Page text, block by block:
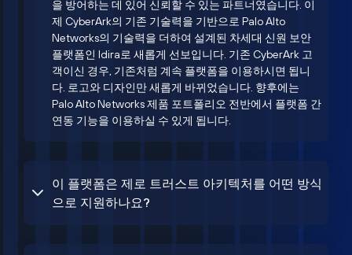
을 방어하는 데 있어 신뢰할 수 있는 파트너였습니다. 이
제 CyberArk의 기존 기술력을 기반으로 Palo Alto
Networks의 기술력을 더하여 설계된 차세대 신원 보안
플랫폼인 Idira로 새롭게 선보입니다. 기존 CyberArk 고
객이신 경우, 기존처럼 계속 플랫폼을 이용하시면 됩니
다. 로고와 디자인만 새롭게 바뀌었습니다. 향후에는
Palo Alto Networks 제품 포트폴리오 전반에서 플랫폼 간
연동 기능을 이용하실 수 있게 됩니다.
이 플랫폼은 제로 트러스트 아키텍처를 어떤 방식
으로 지원하나요?